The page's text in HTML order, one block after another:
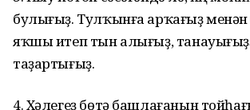
булығыҙ. Тулҡынға арҡағыҙ
яҡшы итеп тын алығыҙ,
таҙартығыҙ.
4. Хәлегеҙ бөтә башлағанын